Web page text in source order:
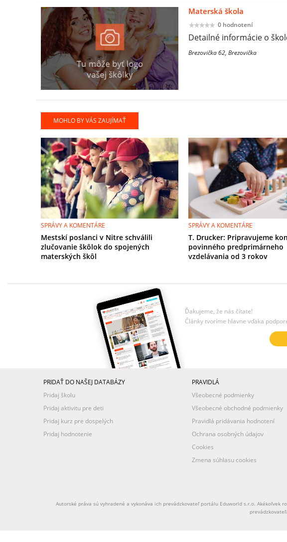
Materská škola
0 hodnotení
Detailné informácie o
Brezovička 62, Brezovička
MOHLO BY VÁS ZAUJÍMAŤ
SPRÁVY A KOMENTÁRE
Mestskí poslanci v Nitre schválili
zlučovanie škôlok do spojených
materských škôl
SPRÁVY A KOMENTÁRE
T. Drucker: Pripravujeme
povinného predprimárneho
vzdelávania od 3 rokov
Ďakujeme, že nás čítate!
Články tvoríme hlavne vďaka
PRIDAŤ DO NAŠEJ DATABÁZY
Pridaj školu
Pridaj aktivitu pre deti
Pridaj kurz pre dospelých
Pridaj hodnotenie
PRAVIDLÁ
Všeobecné podmienky
Všeobecné obchodné podmienky
Pravidlá pridávania hodnotení
Ochrana osobných údajov
Cookies
Zmena súhlasu cookies
Autorské práva sú vyhradené a vykonáva ich prevádzkovateľ portálu Eduworld s.r.o. Akékoľvek